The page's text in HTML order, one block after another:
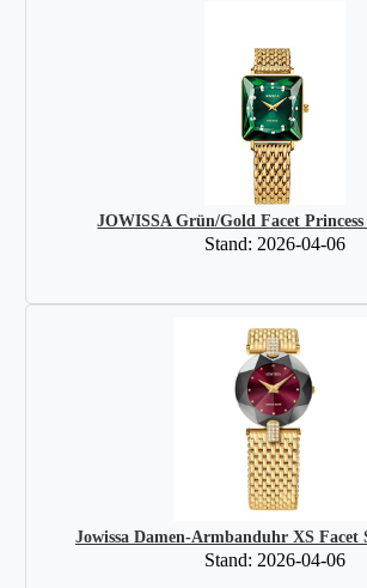
JOWISSA Grün/Gold Facet Princess
Stand: 2026-04-06
Jowissa Damen-Armbanduhr XS Facet
Stand: 2026-04-06